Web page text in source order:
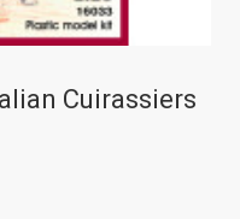
Cuirassiers